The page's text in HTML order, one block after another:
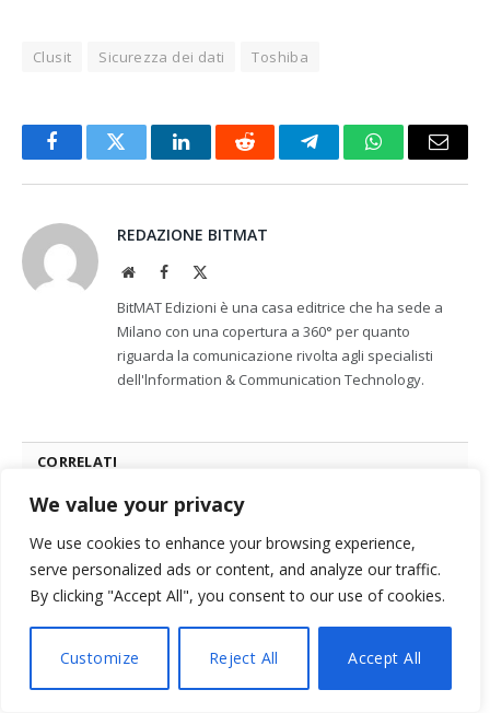
We value your privacy
We use cookies to enhance your browsing experience,
serve personalized ads or content, and analyze our traffic.
By clicking "Accept All", you consent to our use of cookies.
Customize Reject All Accept All
Clusit Sicurezza dei dati Toshiba
FacebookTwitter LinkedInReddit TelegramWhatsAppEmail
REDAZIONE BITMAT
WebsiteFacebook
BitMAT Edizioni è una casa editrice che ha sede a
Milano con una copertura a 360° per quanto
riguarda la comunicazione rivolta agli specialisti
dell'lnformation & Communication Technology.
CORRELATI